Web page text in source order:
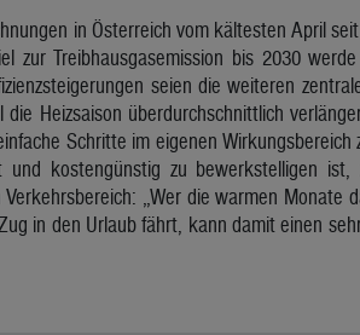
in Österreich vom kältesten April seit
zur Treibhausgasemission bis 2030
seien die weiteren
Heizsaison überdurchschnittlich
Schritte im eigenen Wirkungsbereich
und kostengünstig zu bewerkstelligen
„Wer die warmen Monate
in den Urlaub fährt, kann damit einen